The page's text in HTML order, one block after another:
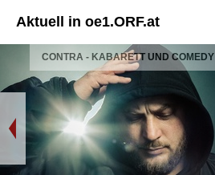
Aktuell in oe1.ORF.at
CONTRA - KABARETT UND COMEDY